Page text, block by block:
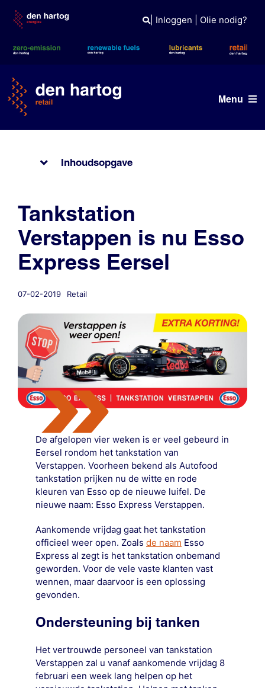
content
| Inloggen Olie nodig?
Menu
Onze merken
Nieuws
Inhoudsopgave
Tankstation
Verstappen is nu Esso
Express Eersel
07-02-2019 Retail
De afgelopen vier weken is er veel gebeurd in
Eersel rondom het tankstation van
Verstappen. Voorheen bekend als Autofood
tankstation prijken nu de witte en rode
kleuren van Esso op de nieuwe luifel. De
nieuwe naam: Esso Express Verstappen.
Aankomende vrijdag gaat het tankstation
officieel weer open. Zoals de naam Esso
Express al zegt is het tankstation onbemand
geworden. Voor de vele vaste klanten vast
wennen, maar daarvoor is een oplossing
gevonden.
Ondersteuning bij tanken
Het vertrouwde personeel van tankstation
Verstappen zal u vanaf aankomende vrijdag 8
februari een week lang helpen op het